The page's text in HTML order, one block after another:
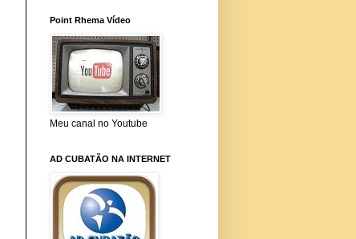
Point Rhema Vídeo
Meu canal no Youtube
AD CUBATÃO NA INTERNET